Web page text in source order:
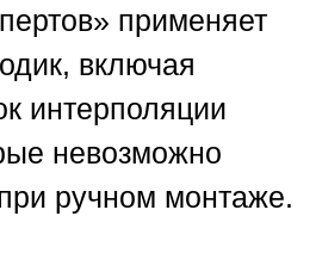
применяет
включая
интерполяции
невозможно
ручном монтаже.